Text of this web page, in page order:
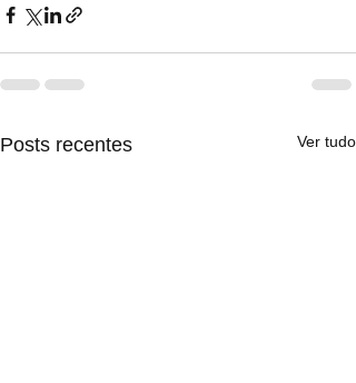
Posts recentes Ver tudo